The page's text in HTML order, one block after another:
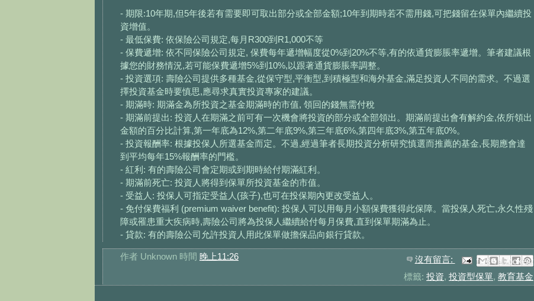
- 期限:10年期,但5年後若有需要即可取出部分或全部金額;10年到期時若不需用錢,可把錢留在保單內繼續投
資增值。
- 最低保費: 依保險公司規定,每月R300到R1,000不等
- 保費遞增: 依不同保險公司規定, 保費每年遞增幅度從0%到20%不等,有的依通貨膨脹率遞增。筆者建議根
據您的財務情況,若可能保費遞增5%到10%,以跟著通貨膨脹率調整。
- 投資選項: 壽險公司提供多種基金,從保守型,平衡型,到積極型和海外基金,滿足投資人不同的需求。不過選
擇投資基金時要慎思,應尋求真實投資專家的建議。
- 期滿時: 期滿金為所投資之基金期滿時的市值, 領回的錢無需付稅
- 期滿前提出: 投資人在期滿之前可有一次機會將投資的部分或全部領出。期滿前提出會有解約金,依所領出
金額的百分比計算,第一年底為12%,第二年底9%,第三年底6%,第四年底3%,第五年底0%。
- 投資報酬率: 根據投保人所選基金而定。不過,經過筆者長期投資分析研究慎選而推薦的基金,長期應會達
到平均每年15%報酬率的門檻。
- 紅利: 有的壽險公司會定期或到期時給付期滿紅利。
- 期滿前死亡: 投資人將得到保單所投資基金的市值。
- 受益人: 投保人可指定受益人(孩子),也可在投保期內更改受益人。
- 免付保費福利 (premium waiver benefit): 投保人可以用每月小額保費獲得此保障。當投保人死亡,永久性殘
障或罹患重大疾病時,壽險公司將為投保人繼續給付每月保費,直到保單期滿為止。
- 貸款: 有的壽險公司允許投資人用此保單做擔保品向銀行貸款。
作者 Unknown 時間 晚上11:26 沒有留言:
以電子郵件傳送這篇文章
BlogThis！
分享至 X
分享至 Facebook
分享到 Pinterest
標籤: 投資, 投資型保單, 教育基金